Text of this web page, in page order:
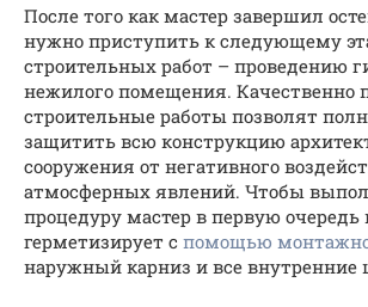
После того как мастер завершил
нужно приступить к следующему
строительных работ – проведению
нежилого помещения. Качественно
строительные работы позволят
защитить всю конструкцию
сооружения от негативного
атмосферных явлений. Чтобы
процедуру мастер в первую
герметизирует с помощью
наружный карниз и все